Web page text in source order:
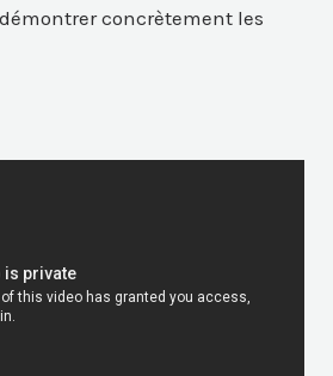
concrètement les